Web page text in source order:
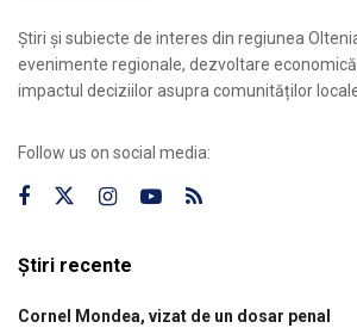
Știri și subiecte de interes din regiunea
evenimente regionale, dezvoltare
impactul deciziilor asupra comunităților
Follow us on social media:
Știri recente
Cornel Mondea, vizat de un dosar penal